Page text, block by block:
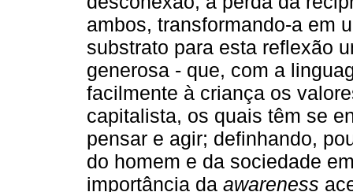
ambos, transformando-a em
substrato para esta reflexão
generosa - que, com a
facilmente à criança os
capitalista, os quais têm se
pensar e agir; definhando,
do homem e da sociedade
importância da awareness